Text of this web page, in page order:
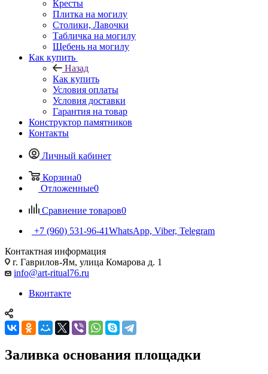
Кресты
Плитка на могилу
Столики, Лавочки
Табличка на могилу
Щебень на могилу
Как купить
Назад
Как купить
Условия оплаты
Условия доставки
Гарантия на товар
Конструктор памятников
Контакты
Личный кабинет
Корзина0
Отложенные0
Сравнение товаров0
+7 (960) 531-96-41WhatsApp, Viber, Telegram
Контактная информация
г. Гаврилов-Ям, улица Комарова д. 1
info@art-ritual76.ru
Вконтакте
Заливка основания площадки